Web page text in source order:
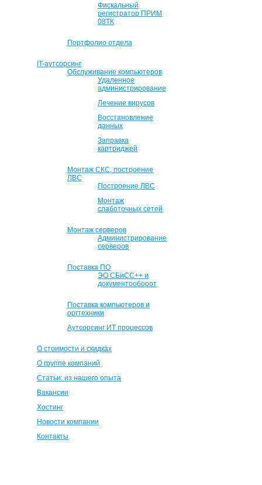
Фискальный
регистратор ПРИМ
08ТК
Портфолио отдела
IT-аутсорсинг
Обслуживание компьютеров
Удаленное
администрирование
Лечение вирусов
Восстановление
данных
Заправка
картриджей
Монтаж СКС, построение
ЛВС
Построение ЛВС
Монтаж
слаботочных сетей
Монтаж серверов
Администрирование
серверов
Поставка ПО
ЭО СБиСС++ и
документооборот
Поставка компьютеров и
оргтехники
Аутсорсинг ИТ процессов
О стоимости и скидках
О группе компаний
Статьи: из нашего опыта
Вакансии
Хостинг
Новости компании
Контакты